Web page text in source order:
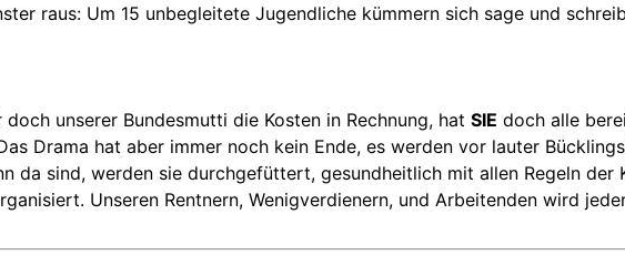
raus: Um 15 unbegleitete Jugendliche kümmern sich sage und
unserer Bundesmutti die Kosten in Rechnung, hat SIE doch alle
Drama hat aber immer noch kein Ende, es werden vor lauter
da sind, werden sie durchgefüttert, gesundheitlich mit allen Regeln
Unseren Rentnern, Wenigverdienern, und Arbeitenden wird